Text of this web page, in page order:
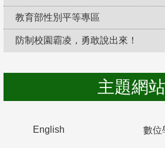
教育部性別平等專區
防制校園霸凌，勇敢說出來！
主題網站
English 數位